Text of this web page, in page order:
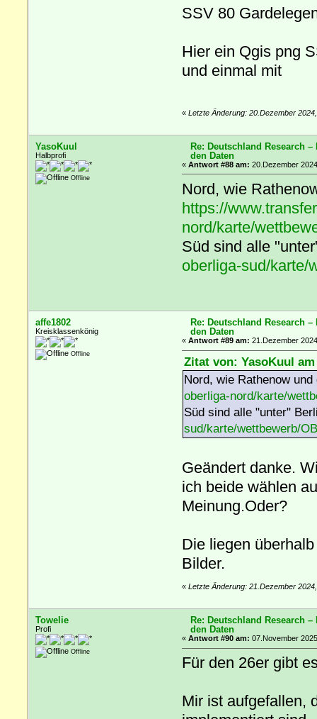
SSV 80
Hier ein Qgis png
und einmal mit
« Letzte Änderung: 20.Dezember
YasoKuul
Halbprofi
Offline
Re: Deutschland Research –
den Daten
« Antwort #88 am: 20.Dezember
Nord, wie
https://
nord/karte/
Süd sind alle
oberliga-sud/karte/
affe1802
Kreisklassenkönig
Offline
Re: Deutschland Research –
den Daten
« Antwort #89 am: 21.Dezember
Zitat von: YasoKuul am
Nord, wie Rathenow
oberliga-nord/karte/
Süd sind alle "unter"
sud/karte/wettbewerb/
Geändert danke.
ich beide wählen
Meinung.Oder?
Die liegen
Bilder.
« Letzte Änderung: 21.Dezember
Towelie
Profi
Offline
Re: Deutschland Research –
den Daten
« Antwort #90 am: 07.November
Für den 26er gibt
Mir ist aufgefallen,